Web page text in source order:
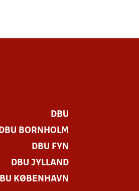
DBU
DBU BORNHOLM
DBU FYN
DBU JYLLAND
KØBENHAVN